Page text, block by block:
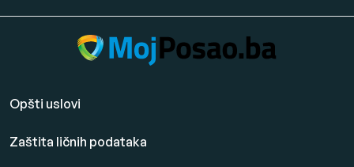
Opšti uslovi
Zaštita ličnih podataka